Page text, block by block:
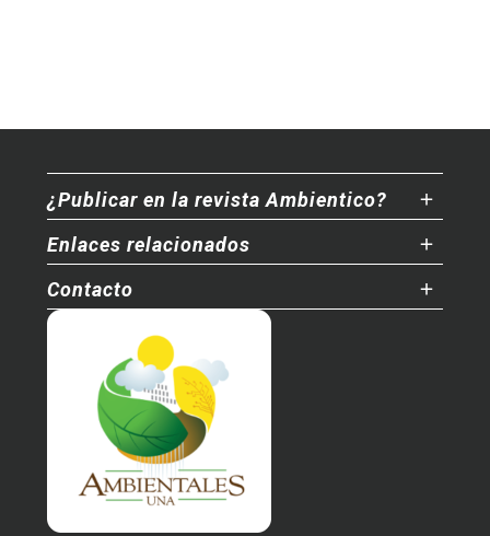
¿Publicar en la revista Ambientico?
Enlaces relacionados
Contacto